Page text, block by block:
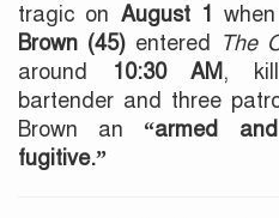
tragic on August 1
Brown (45) entered The
around
10:30 AM,
bartender and three
Brown an “armed
fugitive.”